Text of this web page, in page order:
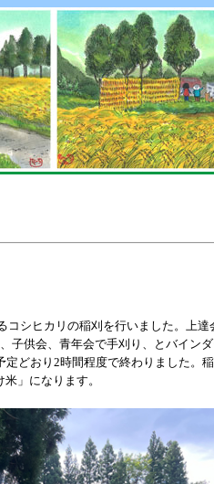
シヒカリの稲刈を行いました。上達
子供会、青年会で手刈り、とバイン
どおり2時間程度で終わりました。
」になります。